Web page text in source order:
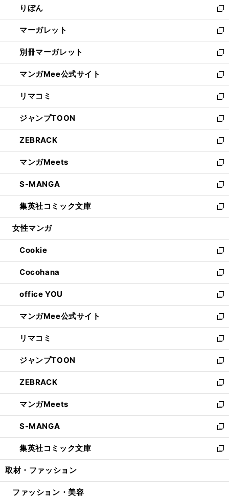
く
で
開
く
ド
ウ
で
開
く
ィ
ン
ド
ウ
で
開
く
りぼん
新
し
い
ウ
ィ
ン
ド
ウ
で
開
く
マーガレット
新
し
い
ウ
ィ
ン
ド
ウ
で
開
く
別冊マーガレット
新
し
い
ウ
ィ
ン
ド
ウ
で
開
く
マンガMee公式サイト
新
し
い
ウ
ィ
ン
ド
ウ
で
開
く
リマコミ
新
し
い
ウ
ィ
ン
ド
ウ
で
開
く
ジャンプTOON
新
し
い
ウ
ィ
ン
ド
ウ
で
開
ZEBRACK
新
し
い
ウ
ィ
ン
ド
ウ
開
く
マンガMeets
新
し
い
ウ
ィ
ン
ウ
で
開
く
S-MANGA
新
し
い
ウ
ン
ド
ウ
で
開
く
集英社コミック文庫
新
し
ウ
ィ
ン
ド
ウ
で
開
く
女性マンガ
Cookie
新
し
い
ウ
ィ
ン
ド
ウ
で
開
く
Cocohana
新
し
い
ウ
ィ
ン
ド
ウ
で
開
く
office YOU
新
し
い
ウ
ィ
ン
ド
ウ
で
開
く
マンガMee公式サイト
新
し
い
ウ
ィ
ン
ド
ウ
で
開
く
リマコミ
新
し
い
ウ
ィ
ン
ド
ウ
で
開
く
ジャンプTOON
新
し
い
ウ
ィ
ン
ド
ウ
で
開
ZEBRACK
新
し
い
ウ
ィ
ン
ド
ウ
開
マンガMeets
新
し
い
ウ
ィ
ン
ウ
S-MANGA
新
し
い
ウ
ン
集英社コミック文庫
新
し
ウ
取材・ファッション
ファッション・美容